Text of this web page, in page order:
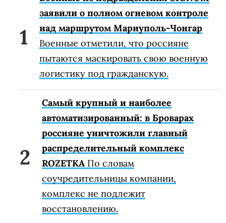
заявили о полном огневом контроле
над маршрутом Мариуполь-Чонгар
Военные отметили, что россияне
пытаются маскировать свою военную
логистику под гражданскую.
Самый крупный и наиболее
автоматизированный: в Броварах
россияне уничтожили главный
распределительный комплекс
ROZETKA По словам
соучредительницы компании,
комплекс не подлежит
восстановлению.